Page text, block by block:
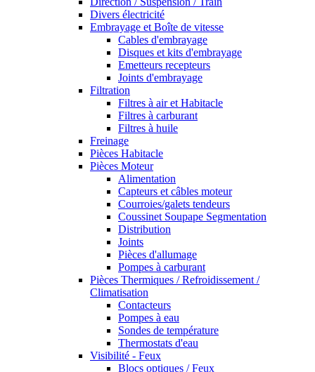
Divers électricité
Embrayage et Boîte de vitesse
Cables d'embrayage
Disques et kits d'embrayage
Emetteurs recepteurs
Joints d'embrayage
Filtration
Filtres à air et Habitacle
Filtres à carburant
Filtres à huile
Freinage
Pièces Habitacle
Pièces Moteur
Alimentation
Capteurs et câbles moteur
Courroies/galets tendeurs
Coussinet Soupape Segmentation
Distribution
Joints
Pièces d'allumage
Pompes à carburant
Pièces Thermiques / Refroidissement /
Climatisation
Contacteurs
Pompes à eau
Sondes de température
Thermostats d'eau
Visibilité - Feux
Blocs optiques / Feux